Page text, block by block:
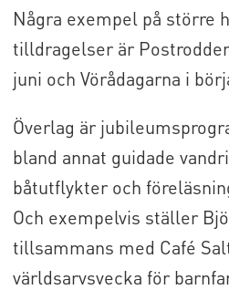
Några exempel på större
tilldragelser är
juni och Vörådagarna i
Överlag är
bland annat guidade
båtutflykter och
Och exempelvis ställer
tillsammans med Café
världsarvsvecka för